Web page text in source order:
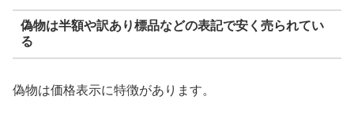
偽物は半額や訳あり標品などの表記で安く売られてい
る
偽物は価格表示に特徴があります。